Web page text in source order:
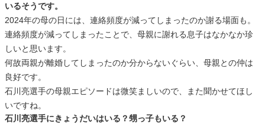
いるそうです。
2024年の母の日には、連絡頻度が減ってしまったのか謝る場面も。
連絡頻度が減ってしまったことで、母親に謝れる息子はなかなか珍
しいと思います。
何故両親が離婚してしまったのか分からないぐらい、母親との仲は
良好です。
石川亮選手の母親エピソードは微笑ましいので、また聞かせてほし
いですね。
石川亮選手にきょうだいはいる？甥っ子もいる？